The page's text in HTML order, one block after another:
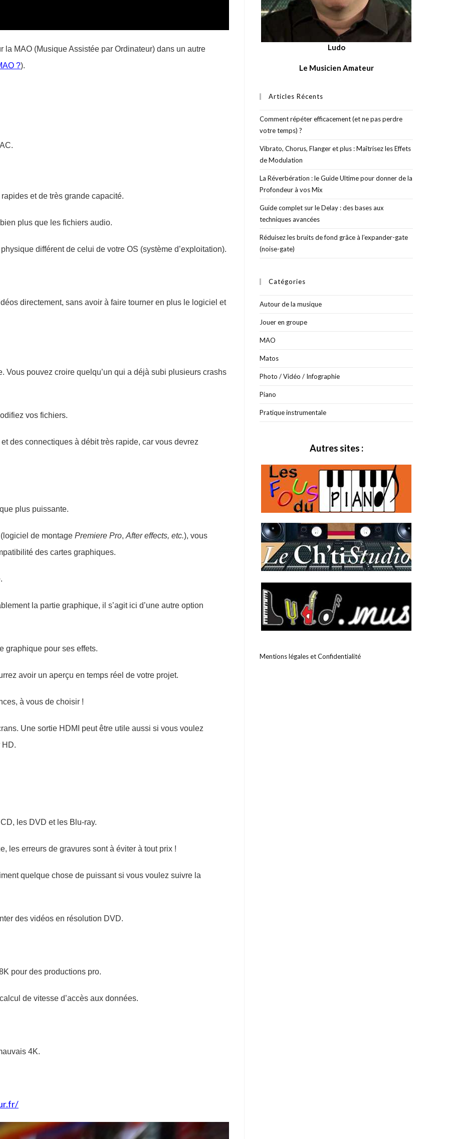
la MAO (Musique Assistée par Ordinateur) dans un autre
?).
et de très grande capacité.
plus que les fichiers audio.
différent de celui de votre OS (système d’exploitation).
directement, sans avoir à faire tourner en plus le logiciel et
Vous pouvez croire quelqu’un qui a déjà subi plusieurs crashs
vos fichiers.
des connectiques à débit très rapide, car vous devrez
plus puissante.
(logiciel de montage Premiere Pro, After effects, etc.), vous
des cartes graphiques.
la partie graphique, il s’agit ici d’une autre option
graphique pour ses effets.
avoir un aperçu en temps réel de votre projet.
à vous de choisir !
Une sortie HDMI peut être utile aussi si vous voulez
HD.
les DVD et les Blu-ray.
les erreurs de gravures sont à éviter à tout prix !
quelque chose de puissant si vous voulez suivre la
des vidéos en résolution DVD.
pour des productions pro.
de vitesse d’accès aux données.
4K.
Ludo
Le Musicien Amateur
Articles Récents
Comment répéter efficacement (et ne pas perdre
votre temps) ?
Vibrato, Chorus, Flanger et plus : Maîtrisez les Effets
de Modulation
La Réverbération : le Guide Ultime pour donner de la
Profondeur à vos Mix
Guide complet sur le Delay : des bases aux
techniques avancées
Réduisez les bruits de fond grâce à l’expander-gate
(noise-gate)
Catégories
Autour de la musique
Jouer en groupe
MAO
Matos
Photo / Vidéo / Infographie
Piano
Pratique instrumentale
Autres sites :
Mentions légales et Confidentialité